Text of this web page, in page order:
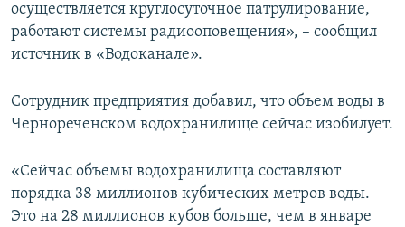
осуществляется круглосуточное патрулирование,
работают системы радиооповещения», – сообщил
источник в «Водоканале».
Сотрудник предприятия добавил, что объем воды в
Чернореченском водохранилище сейчас изобилует.
«Сейчас объемы водохранилища составляют
порядка 38 миллионов кубических метров воды.
Это на 28 миллионов кубов больше, чем в январе